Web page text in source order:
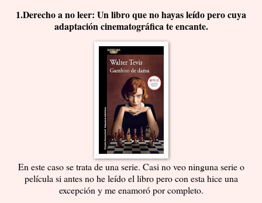
1.Derecho a no leer: Un libro que no hayas leído pero cuya
adaptación cinematográfica te encante.
En este caso se trata de una serie. Casi no veo ninguna serie o
película si antes no he leído el libro pero con esta hice una
excepción y me enamoró por completo.